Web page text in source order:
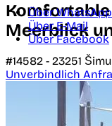
Über WhatsApp
Über E-Mail
Über Facebook
Meerblick
#14582 - 23251
Unverbindlich